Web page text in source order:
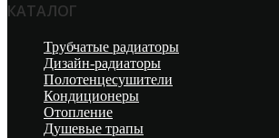
КАТАЛОГ
Трубчатые радиаторы
Дизайн-радиаторы
Полотенцесушители
Кондиционеры
Отопление
Душевые трапы